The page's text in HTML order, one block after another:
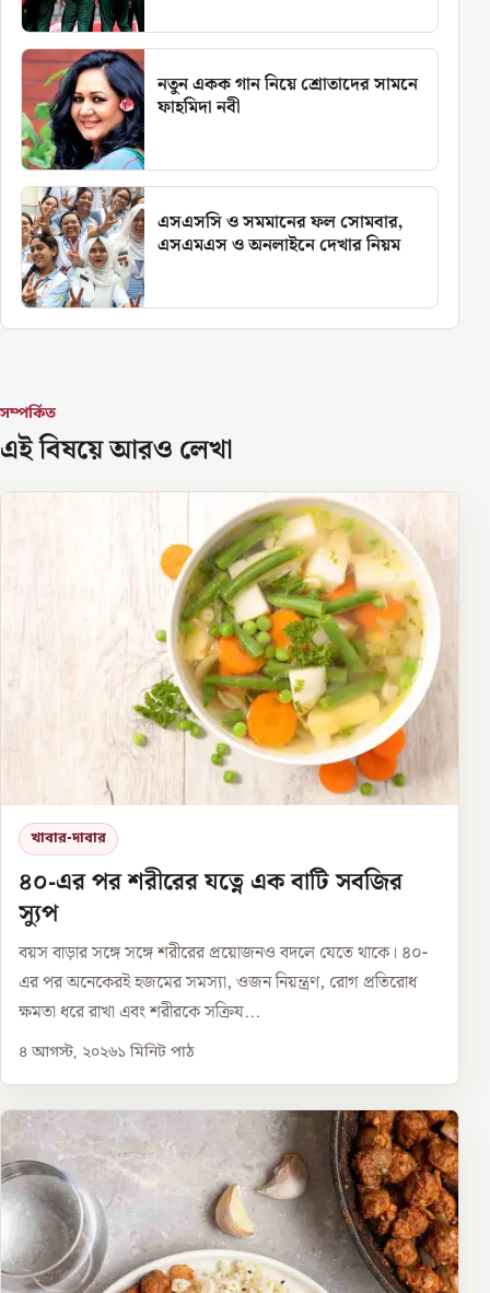
নতুন একক গান নিয়ে শ্রোতাদের সামনে
ফাহমিদা নবী
এসএসসি ও সমমানের ফল সোমবার,
এসএমএস ও অনলাইনে দেখার নিয়ম
সম্পর্কিত
এই বিষয়ে আরও লেখা
খাবার-দাবার
৪০-এর পর শরীরের যত্নে এক বাটি সবজির
স্যুপ
বয়স বাড়ার সঙ্গে সঙ্গে শরীরের প্রয়োজনও বদলে যেতে থাকে। ৪০-
এর পর অনেকেরই হজমের সমস্যা, ওজন নিয়ন্ত্রণ, রোগ প্রতিরোধ
ক্ষমতা ধরে রাখা এবং শরীরকে সক্রিয...
৪ আগস্ট, ২০২৬১ মিনিট পাঠ